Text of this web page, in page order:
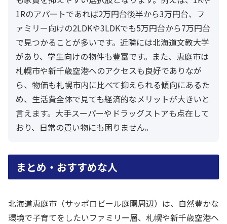
1Rのアパートであれば2万円台後半から3万円台、フ
ァミリー向けの2LDKや3LDKでも5万円台から7万円台
で見つかることが多いです。近隣には北海道文教大学
があり、学生向けの物件も豊富です。また、恵庭市は
札幌市や新千歳空港へのアクセスも良好でありなが
ら、物価も札幌市内に比べて抑えられる傾向にあるた
め、生活費全体で見ても経済的なメリットが大きいと
言えます。大手スーパーやドラッグストアも点在して
おり、日常の買い物にも困りません。
まとめ・おすすめな人
北海道恵庭市（サッポロビール庭園周辺）は、自然豊かな
環境で子育てをしたいファミリー層、札幌や新千歳空港へ